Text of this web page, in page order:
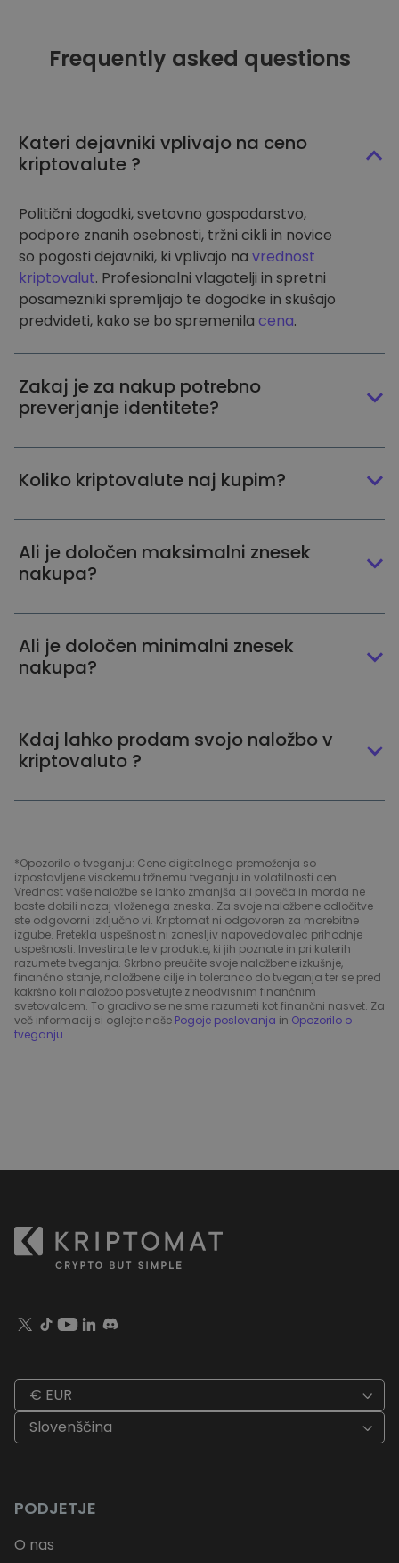
Frequently asked questions
Kateri dejavniki vplivajo na ceno
kriptovalute ?
Politični dogodki, svetovno gospodarstvo,
podpore znanih osebnosti, tržni cikli in novice
so pogosti dejavniki, ki vplivajo na vrednost
kriptovalut. Profesionalni vlagatelji in spretni
posamezniki spremljajo te dogodke in skušajo
predvideti, kako se bo spremenila cena.
Zakaj je za nakup potrebno
preverjanje identitete?
Koliko kriptovalute naj kupim?
Ali je določen maksimalni znesek
nakupa?
Ali je določen minimalni znesek
nakupa?
Kdaj lahko prodam svojo naložbo v
kriptovaluto ?
*Opozorilo o tveganju: Cene digitalnega premoženja so
izpostavljene visokemu tržnemu tveganju in volatilnosti cen.
Vrednost vaše naložbe se lahko zmanjša ali poveča in morda ne
boste dobili nazaj vloženega zneska. Za svoje naložbene odločitve
ste odgovorni izključno vi. Kriptomat ni odgovoren za morebitne
izgube. Pretekla uspešnost ni zanesljiv napovedovalec prihodnje
uspešnosti. Investirajte le v produkte, ki jih poznate in pri katerih
razumete tveganja. Skrbno preučite svoje naložbene izkušnje,
finančno stanje, naložbene cilje in toleranco do tveganja ter se pred
kakršno koli naložbo posvetujte z neodvisnim finančnim
svetovalcem. To gradivo se ne sme razumeti kot finančni nasvet. Za
več informacij si oglejte naše Pogoje poslovanja in Opozorilo o
tveganju.
€ EUR
Slovenščina
PODJETJE
O nas